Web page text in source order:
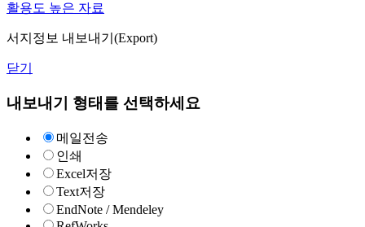
활용도 높은 자료
서지정보 내보내기(Export)
닫기
내보내기 형태를 선택하세요
메일전송
인쇄
Excel저장
Text저장
EndNote / Mendeley